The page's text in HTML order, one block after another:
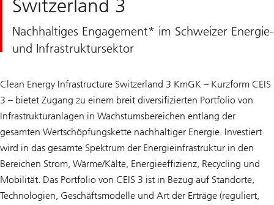
Switzerland 3
Nachhaltiges Engagement* im Schweizer Energie-
und Infrastruktursektor
Clean Energy Infrastructure Switzerland 3 KmGK – Kurzform CEIS
3 – bietet Zugang zu einem breit diversifizierten Portfolio von
Infrastrukturanlagen in Wachstumsbereichen entlang der
gesamten Wertschöpfungskette nachhaltiger Energie. Investiert
wird in das gesamte Spektrum der Energieinfrastruktur in den
Bereichen Strom, Wärme/Kälte, Energieeffizienz, Recycling und
Mobilität. Das Portfolio von CEIS 3 ist in Bezug auf Standorte,
Technologien, Geschäftsmodelle und Art der Erträge (reguliert,